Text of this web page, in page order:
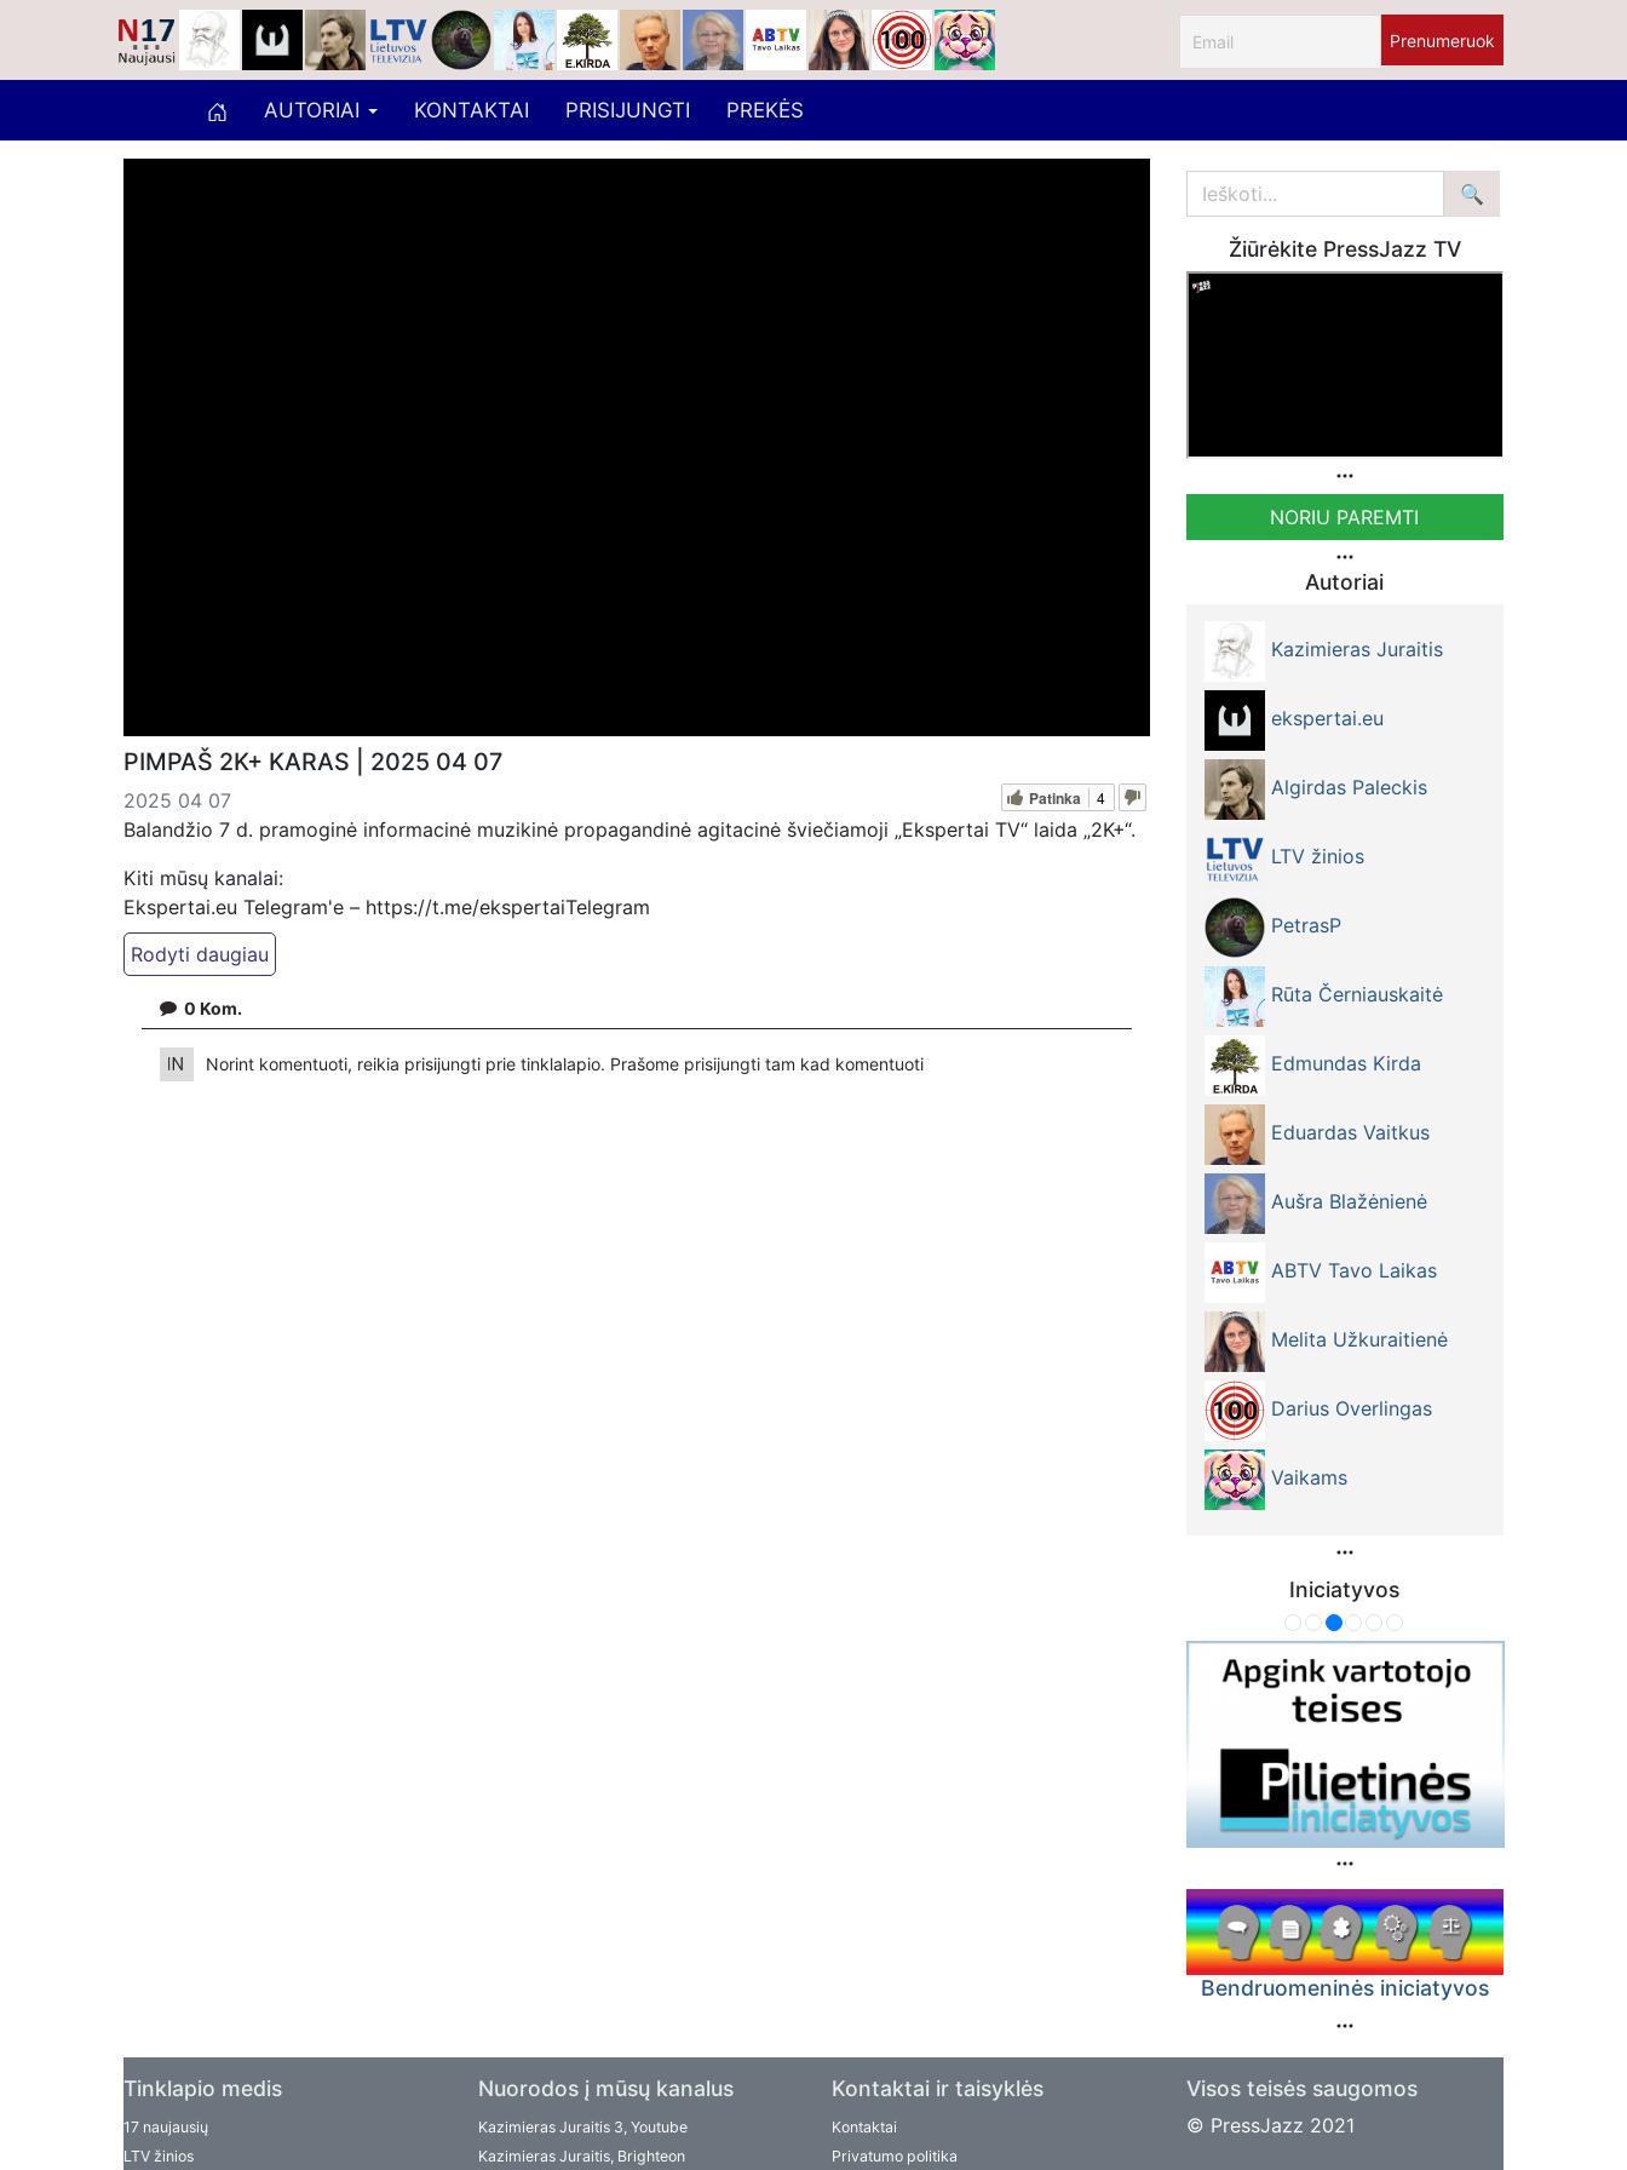
AUTORIAI KONTAKTAI PRISIJUNGTI PREKĖS
PIMPAŠ 2K+ KARAS | 2025 04 07
2025 04 07 Patinka 4
Balandžio 7 d. pramoginė informacinė muzikinė propagandinė agitacinė šviečiamoji „Ekspertai TV“ laida „2K+“.
Kiti mūsų kanalai:
Ekspertai.eu Telegram'e – https://t.me/ekspertaiTelegram
Dailymotion: https://www.dailymotion.com/ekspertai
https://www.ekspertai.eu
Mūsų veikla galima tik dėka skaitytojų ir žiūrovų, mus paremti galima šiais būdais:
VšĮ „Ekspertai.eu“ per PayPal paspaudę šią nuorodą – https://www.paypal.com/paypalme/Ekspertaieu?
0 Kom.
Norint komentuoti, reikia prisijungti prie tinklalapio. Prašome prisijungti tam kad komentuoti
Žiūrėkite PressJazz TV
NORIU PAREMTI
Autoriai
Kazimieras Juraitis
ekspertai.eu
Algirdas Paleckis
LTV žinios
PetrasP
Rūta Černiauskaitė
Edmundas Kirda
Eduardas Vaitkus
Aušra Blažėnienė
ABTV Tavo Laikas
Melita Užkuraitienė
Darius Overlingas
Vaikams
Iniciatyvos
Bendruomeninės iniciatyvos
Tinklapio medis
17 naujausių
LTV žinios
Nuorodos į mūsų kanalus
Kazimieras Juraitis 3, Youtube
Kazimieras Juraitis, Brighteon
Kontaktai ir taisyklės
Kontaktai
Privatumo politika
Visos teisės saugomos
© PressJazz 2021